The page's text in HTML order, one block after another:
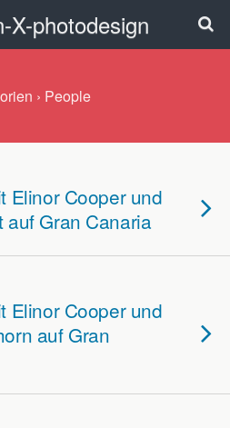
X-photodesign
› People
Elinor Cooper und
auf Gran Canaria
Elinor Cooper und
auf Gran